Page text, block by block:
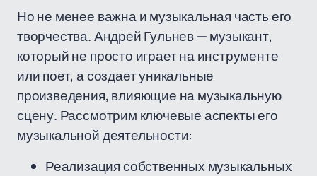
Но не менее важна и музыкальная часть его
творчества. Андрей Гульнев — музыкант,
который не просто играет на инструменте
или поет, а создает уникальные
произведения, влияющие на музыкальную
сцену. Рассмотрим ключевые аспекты его
музыкальной деятельности:
Реализация собственных музыкальных